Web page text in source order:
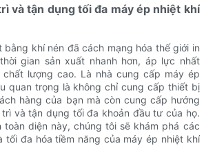
và tận dụng tối đa máy ép nhiệt khí
bằng khí nén đã cách mạng hóa thế giới in
gian sản xuất nhanh hơn, áp lực nhất
lượng cao. Là nhà cung cấp máy ép
quan trọng là không chỉ cung cấp thiết bị
hàng của bạn mà còn cung cấp hướng
và tận dụng tối đa khoản đầu tư của họ.
toàn diện này, chúng tôi sẽ khám phá các
tối đa hóa tiềm năng của máy ép nhiệt khí